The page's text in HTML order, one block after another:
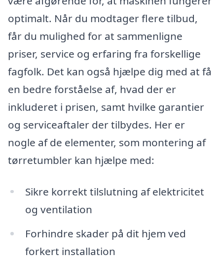
optimalt. Når du modtager flere tilbud,
får du mulighed for at sammenligne
priser, service og erfaring fra forskellige
fagfolk. Det kan også hjælpe dig med at få
en bedre forståelse af, hvad der er
inkluderet i prisen, samt hvilke garantier
og serviceaftaler der tilbydes. Her er
nogle af de elementer, som montering af
tørretumbler kan hjælpe med:
Sikre korrekt tilslutning af elektricitet
og ventilation
Forhindre skader på dit hjem ved
forkert installation